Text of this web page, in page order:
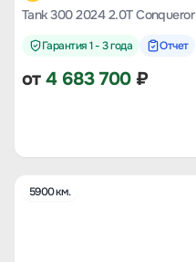
Tank 300 2024 2.0T Conqueror
Гарантия 1 - 3 года Отчет
от4 683 700₽
5900 км.